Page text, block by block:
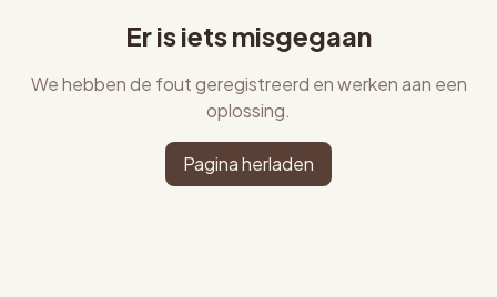
Er is iets misgegaan
We hebben de fout geregistreerd en werken aan een
oplossing.
Pagina herladen